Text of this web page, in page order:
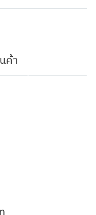
ค้า